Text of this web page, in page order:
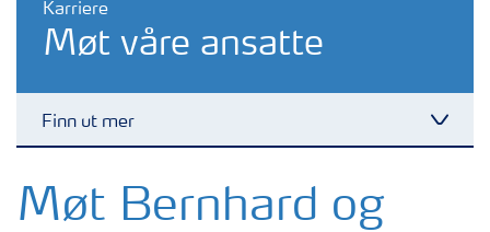
Karriere
Møt våre ansatte
Finn ut mer
Stillinger
Møt Bernhard og